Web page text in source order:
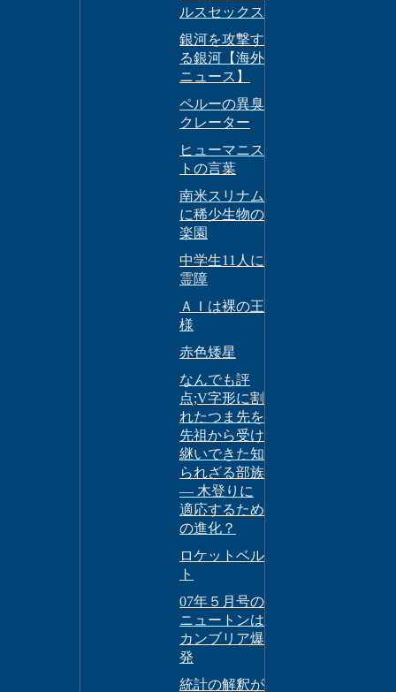
ルスセックス
銀河を攻撃す
る銀河【海外
ニュース】
ペルーの異臭
クレーター
ヒューマニス
トの言葉
南米スリナム
に稀少生物の
楽園
中学生11人に
霊障
ＡＩは裸の王
様
赤色矮星
なんでも評
点;V字形に割
れたつま先を
先祖から受け
継いできた知
られざる部族
― 木登りに
適応するため
の進化？
ロケットベル
ト
07年５月号の
ニュートンは
カンブリア爆
発
統計の解釈が